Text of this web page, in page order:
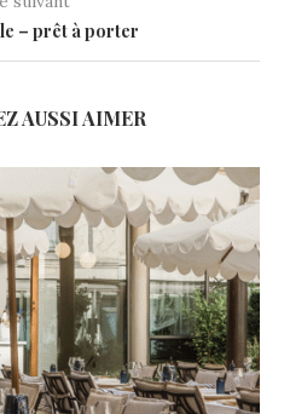
– prêt à porter
AUSSI AIMER